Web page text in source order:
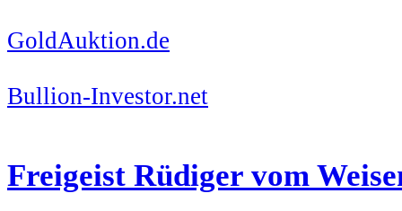
GoldAuktion.de
Bullion-Investor.net
Freigeist Rüdiger vom